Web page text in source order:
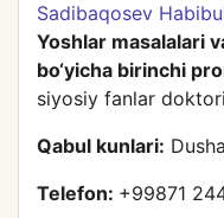
Sadibaqosev
Yoshlar masalalari
bo‘yicha birinchi
siyosiy fanlar
Qabul kunlari:
Telefon: +99871